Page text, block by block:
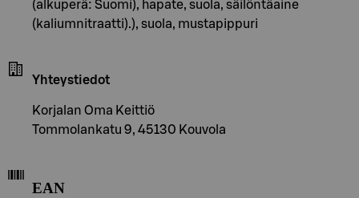
(alkuperä: Suomi), hapate, suola, säilöntäaine
(kaliumnitraatti).), suola, mustapippuri
Yhteystiedot
Korjalan Oma Keittiö
Tommolankatu 9, 45130 Kouvola
EAN